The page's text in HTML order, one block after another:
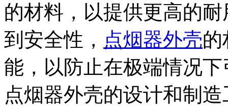
的材料，以提供更高的
到安全性， 点烟器外壳的
能，以防止在极端情况
点烟器外壳的设计和制